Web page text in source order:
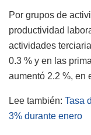
Por grupos de
productividad
actividades
0.3 % y en las
aumentó 2.2 %, en
Lee también: Tasa
3% durante enero